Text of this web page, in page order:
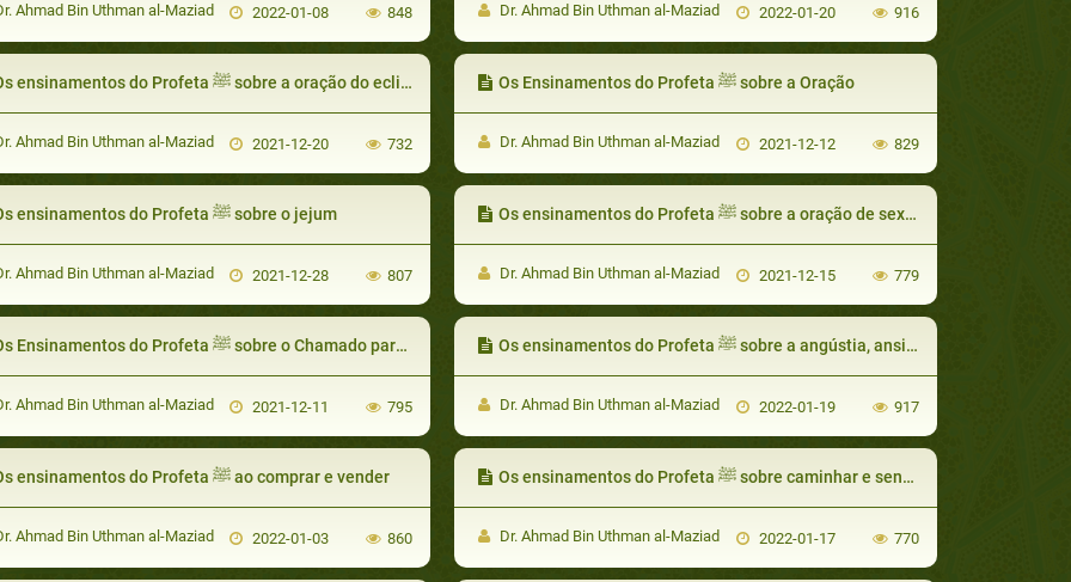
Ahmad Bin Uthman al-Maziad 2022-01-08 848 Dr. Ahmad Bin Uthman al-Maziad 2022-01-20 916
Os ensinamentos do Profeta ﷺ sobre a oração do eclipse
Ahmad Bin Uthman al-Maziad 2021-12-20 732
Os Ensinamentos do Profeta ﷺ sobre a Oração
Dr. Ahmad Bin Uthman al-Maziad 2021-12-12 829
Os ensinamentos do Profeta ﷺ sobre o jejum
Ahmad Bin Uthman al-Maziad 2021-12-28 807
Os ensinamentos do Profeta ﷺ sobre a oração de sexta-feira (al jumu’a)
Dr. Ahmad Bin Uthman al-Maziad 2021-12-15 779
Os Ensinamentos do Profeta ﷺ sobre o Chamado para a Oração
Ahmad Bin Uthman al-Maziad 2021-12-11 795
Os ensinamentos do Profeta ﷺ sobre a angústia, ansiedade, depressão e pena
Dr. Ahmad Bin Uthman al-Maziad 2022-01-19 917
Os ensinamentos do Profeta ﷺ ao comprar e vender
Ahmad Bin Uthman al-Maziad 2022-01-03 860
Os ensinamentos do Profeta ﷺ sobre caminhar e sentar
Dr. Ahmad Bin Uthman al-Maziad 2022-01-17 770